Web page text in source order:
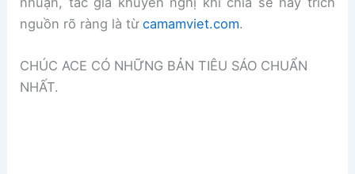
nguồn rõ ràng là từcamamviet.com.
CHÚC ACE CÓ NHỮNG BẢN TIÊU SÁO CHUẨN
NHẤT.